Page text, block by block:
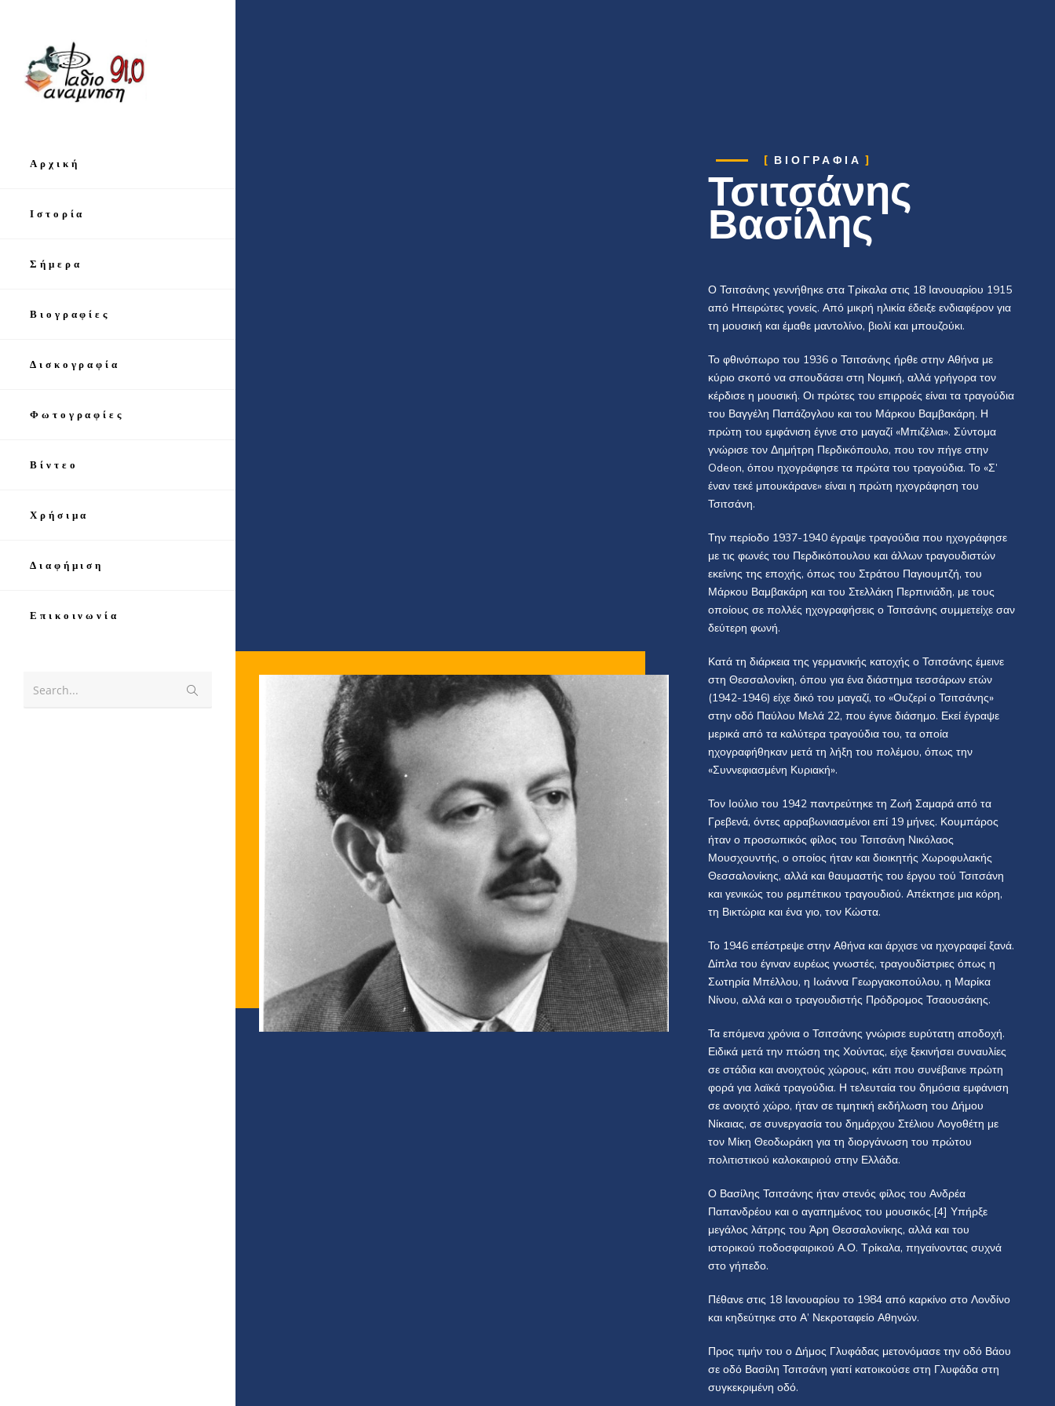
Αρχική
Ιστορία
Σήμερα
Βιογραφίες
Δισκογραφία
Φωτογραφίες
Βίντεο
Χρήσιμα
Διαφήμιση
Επικοινωνία
Search...
ΒΙΟΓΡΑΦΊΑ
Τσιτσάνης
Βασίλης
Ο Τσιτσάνης γεννήθηκε στα Τρίκαλα στις 18 Ιανουαρίου 1915
από Ηπειρώτες γονείς. Από μικρή ηλικία έδειξε ενδιαφέρον για
τη μουσική και έμαθε μαντολίνο, βιολί και μπουζούκι.
Το φθινόπωρο του 1936 ο Τσιτσάνης ήρθε στην Αθήνα με
κύριο σκοπό να σπουδάσει στη Νομική, αλλά γρήγορα τον
κέρδισε η μουσική. Οι πρώτες του επιρροές είναι τα τραγούδια
του Βαγγέλη Παπάζογλου και του Μάρκου Βαμβακάρη. Η
πρώτη του εμφάνιση έγινε στο μαγαζί «Μπιζέλια». Σύντομα
γνώρισε τον Δημήτρη Περδικόπουλο, που τον πήγε στην
Odeon, όπου ηχογράφησε τα πρώτα του τραγούδια. Το «Σ’
έναν τεκέ μπουκάρανε» είναι η πρώτη ηχογράφηση του
Τσιτσάνη.
Την περίοδο 1937-1940 έγραψε τραγούδια που ηχογράφησε
με τις φωνές του Περδικόπουλου και άλλων τραγουδιστών
εκείνης της εποχής, όπως του Στράτου Παγιουμτζή, του
Μάρκου Βαμβακάρη και του Στελλάκη Περπινιάδη, με τους
οποίους σε πολλές ηχογραφήσεις ο Τσιτσάνης συμμετείχε σαν
δεύτερη φωνή.
Κατά τη διάρκεια της γερμανικής κατοχής ο Τσιτσάνης έμεινε
στη Θεσσαλονίκη, όπου για ένα διάστημα τεσσάρων ετών
(1942-1946) είχε δικό του μαγαζί, το «Ουζερί ο Τσιτσάνης»
στην οδό Παύλου Μελά 22, που έγινε διάσημο. Εκεί έγραψε
μερικά από τα καλύτερα τραγούδια του, τα οποία
ηχογραφήθηκαν μετά τη λήξη του πολέμου, όπως την
«Συννεφιασμένη Κυριακή».
Τον Ιούλιο του 1942 παντρεύτηκε τη Ζωή Σαμαρά από τα
Γρεβενά, όντες αρραβωνιασμένοι επί 19 μήνες. Κουμπάρος
ήταν ο προσωπικός φίλος του Τσιτσάνη Νικόλαος
Μουσχουντής, ο οποίος ήταν και διοικητής Χωροφυλακής
Θεσσαλονίκης, αλλά και θαυμαστής του έργου τού Τσιτσάνη
και γενικώς του ρεμπέτικου τραγουδιού. Απέκτησε μια κόρη,
τη Βικτώρια και ένα γιο, τον Κώστα.
Το 1946 επέστρεψε στην Αθήνα και άρχισε να ηχογραφεί ξανά.
Δίπλα του έγιναν ευρέως γνωστές, τραγουδίστριες όπως η
Σωτηρία Μπέλλου, η Ιωάννα Γεωργακοπούλου, η Μαρίκα
Νίνου, αλλά και ο τραγουδιστής Πρόδρομος Τσαουσάκης.
Τα επόμενα χρόνια ο Τσιτσάνης γνώρισε ευρύτατη αποδοχή.
Ειδικά μετά την πτώση της Χούντας, είχε ξεκινήσει συναυλίες
σε στάδια και ανοιχτούς χώρους, κάτι που συνέβαινε πρώτη
φορά για λαϊκά τραγούδια. Η τελευταία του δημόσια εμφάνιση
σε ανοιχτό χώρο, ήταν σε τιμητική εκδήλωση του Δήμου
Νίκαιας, σε συνεργασία του δημάρχου Στέλιου Λογοθέτη με
τον Μίκη Θεοδωράκη για τη διοργάνωση του πρώτου
πολιτιστικού καλοκαιριού στην Ελλάδα.
Ο Βασίλης Τσιτσάνης ήταν στενός φίλος του Ανδρέα
Παπανδρέου και ο αγαπημένος του μουσικός.[4] Υπήρξε
μεγάλος λάτρης του Άρη Θεσσαλονίκης, αλλά και του
ιστορικού ποδοσφαιρικού Α.Ο. Τρίκαλα, πηγαίνοντας συχνά
στο γήπεδο.
Πέθανε στις 18 Ιανουαρίου το 1984 από καρκίνο στο Λονδίνο
και κηδεύτηκε στο Α’ Νεκροταφείο Αθηνών.
Προς τιμήν του ο Δήμος Γλυφάδας μετονόμασε την οδό Βάου
σε οδό Βασίλη Τσιτσάνη γιατί κατοικούσε στη Γλυφάδα στη
συγκεκριμένη οδό.